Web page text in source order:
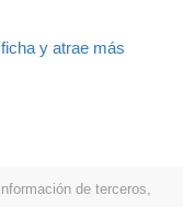
y atrae más
de terceros,